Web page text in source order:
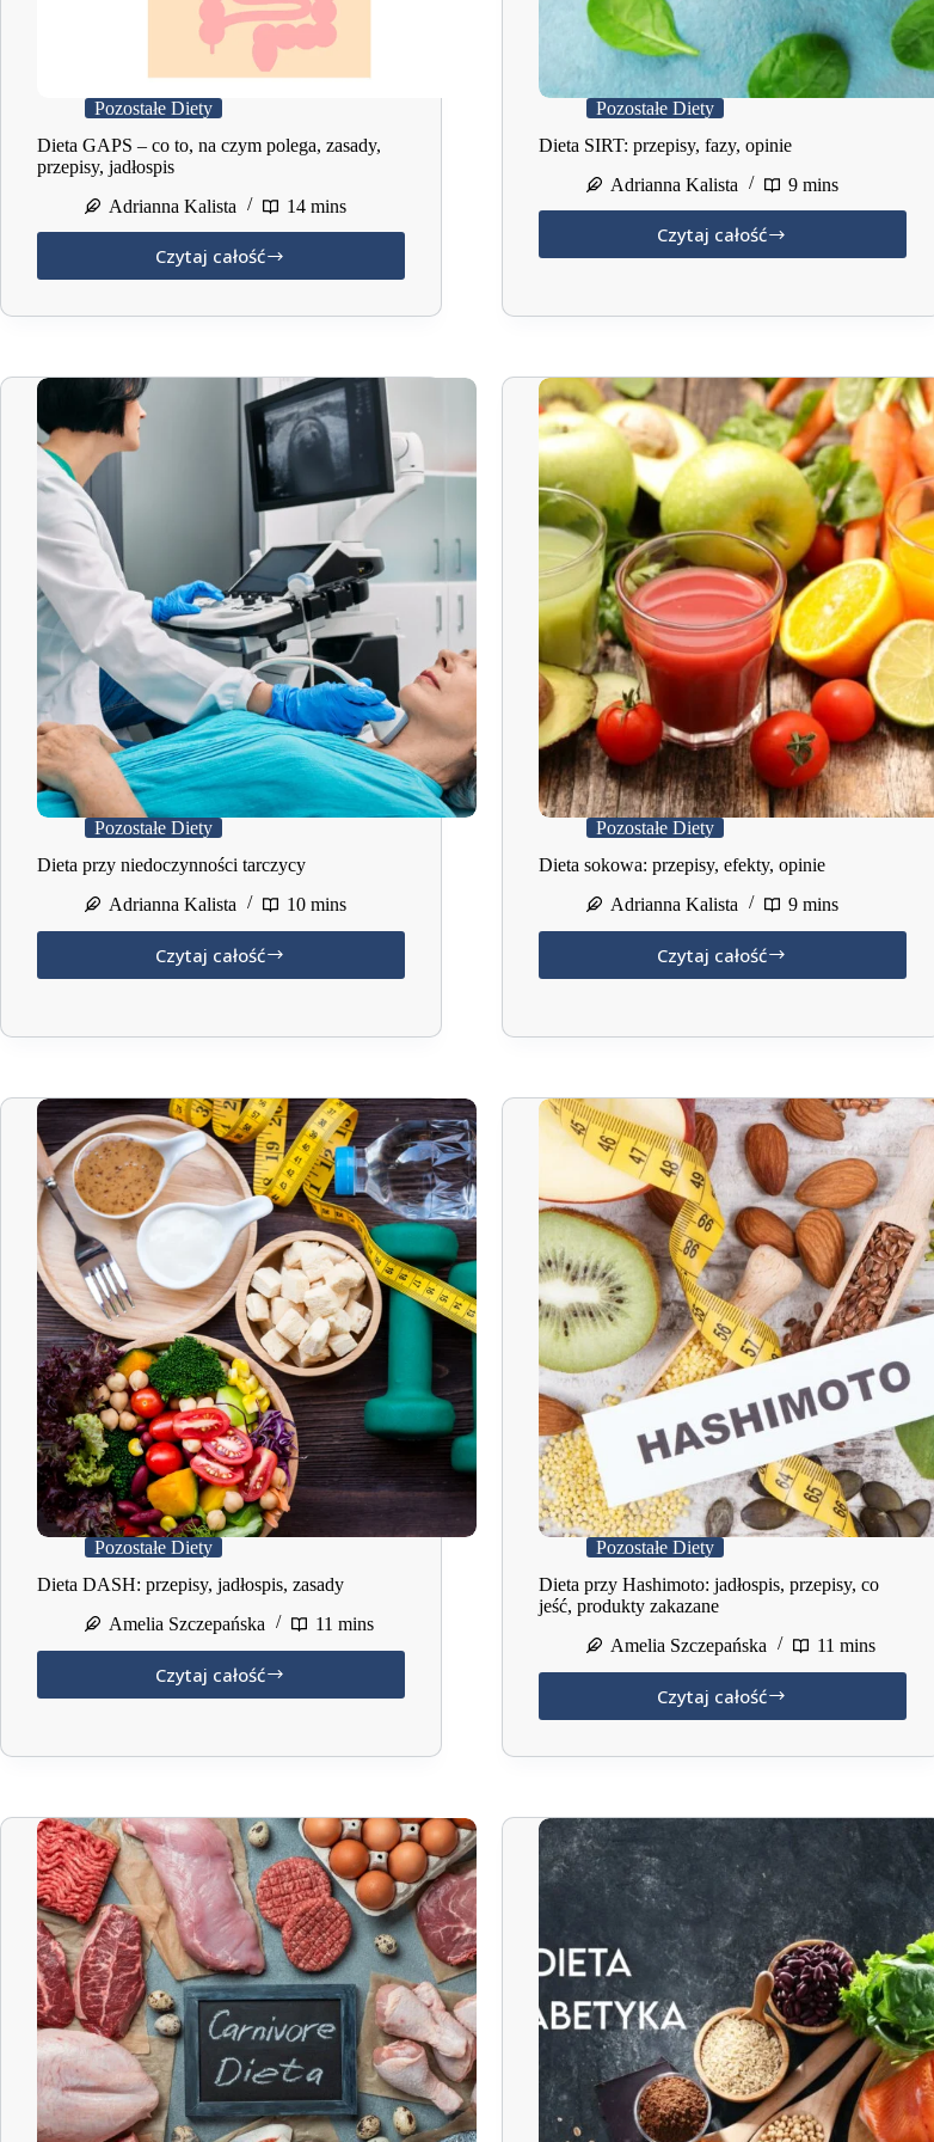
Pozostałe Diety
Dieta GAPS – co to, na czym polega, zasady,
przepisy, jadłospis
Adrianna Kalista
14 mins
Czytaj całość
Dieta
–
na
czym
polega,
zasady,
przepisy,
jadłospis
Pozostałe Diety
Dieta SIRT: przepisy, fazy, opinie
Adrianna Kalista
9 mins
Czytaj całość
Dieta
fazy,
Pozostałe Diety
Dieta przy niedoczynności tarczycy
Adrianna Kalista
10 mins
Czytaj całość
Dieta
tarczycy
Pozostałe Diety
Dieta sokowa: przepisy, efekty, opinie
Adrianna Kalista
9 mins
Czytaj całość
Dieta
efekty,
Pozostałe Diety
Dieta DASH: przepisy, jadłospis, zasady
Amelia Szczepańska
11 mins
Czytaj całość
Dieta
jadłospis,
Pozostałe Diety
Dieta przy Hashimoto: jadłospis, przepisy, co
jeść, produkty zakazane
Amelia Szczepańska
11 mins
Czytaj całość
Dieta
Hashimoto:
co
produkty
zakazane